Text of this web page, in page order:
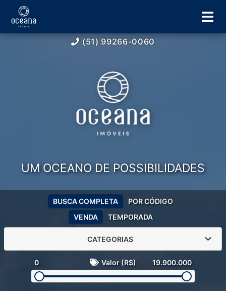
(51) 99266-0060
UM OCEANO DE POSSIBILIDADES
VENDA TEMPORADA
BUSCA COMPLETA POR CÓDIGO
CATEGORIAS
0 Valor (R$) 19.900.000